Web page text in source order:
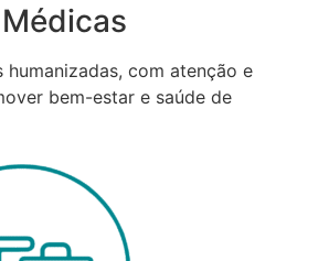
humanizadas, com atenção e
bem-estar e saúde de